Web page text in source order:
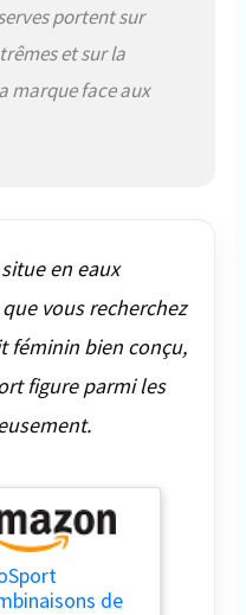
portent sur
et sur la
marque face aux
en eaux
vous recherchez
féminin bien conçu,
figure parmi les
de